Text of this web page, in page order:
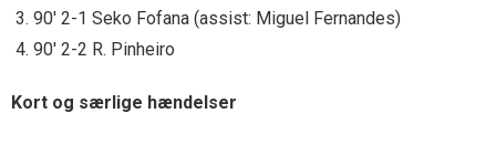
90′ 2-1 Seko Fofana (assist: Miguel Fernandes)
90′ 2-2 R. Pinheiro
Kort og særlige hændelser